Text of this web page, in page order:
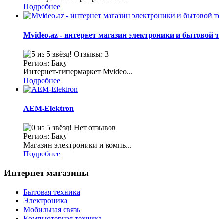
Подробнее
Mvideo.az - интернет магазин электроники и бытовой
Отзывы: 3
Регион: Баку
Интернет-гипермаркет Mvideo...
Подробнее
AEM-Elektron
Нет отзывов
Регион: Баку
Магазин электроники и компь...
Подробнее
Интернет магазины
Бытовая техника
Электроника
Мобильная связь